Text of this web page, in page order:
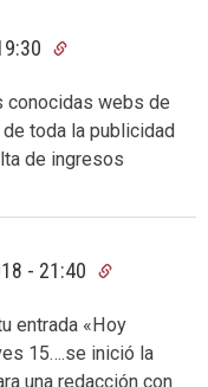
conocidas webs de
toda la publicidad
de ingresos
- 21:40
entrada «Hoy
15….se inició la
una redacción con